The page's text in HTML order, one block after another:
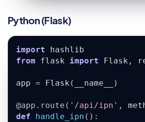
Python (Flask)
import hashlib
from flask import Flask ,
app = Flask ( __name__ )
@app . route ( '/api/ipn' ,
def
handle_ipn ( ) :